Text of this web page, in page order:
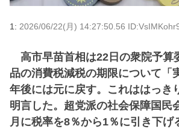
1: 2026/06/22(月) 14:27:50.56
高市早苗首相は22日の衆院予算
品の消費税減税の期限について「
年後には元に戻す。これははっき
明言した。超党派の社会保障国民
月に税率を8％から1％に引き下げ